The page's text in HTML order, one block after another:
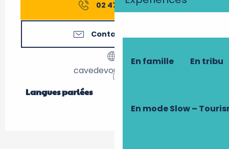
En famille En tribu
En mode Slow –
02 47 52 75▒▒
Contactez-nous
cavedevouvray.com
Langues parlées
Langues parlées